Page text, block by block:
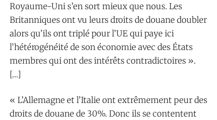
Royaume-Uni s’en sort mieux que nous. Les
Britanniques ont vu leurs droits de douane doubler
alors qu’ils ont triplé pour l’UE qui paye ici
l’hétérogénéité de son économie avec des États
membres qui ont des intérêts contradictoires ».
[…]
« L’Allemagne et l’Italie ont extrêmement peur des
droits de douane de 30%. Donc ils se contentent